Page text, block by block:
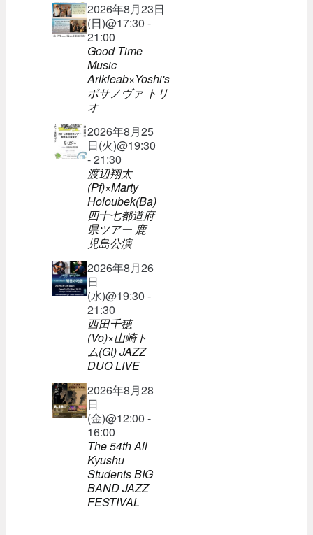
2026年8月23日
(日)@17:30 -
21:00
Good Time
Music
Arlkleab×Yoshi's
ボサノヴァ トリ
オ
2026年8月25
日(火)@19:30
- 21:30
渡辺翔太
(Pf)×Marty
Holoubek(Ba)
四十七都道府
県ツアー 鹿
児島公演
2026年8月26
日
(水)@19:30 -
21:30
西田千穂
(Vo)×山崎ト
ム(Gt) JAZZ
DUO LIVE
2026年8月28
日
(金)@12:00 -
16:00
The 54th All
Kyushu
Students BIG
BAND JAZZ
FESTIVAL